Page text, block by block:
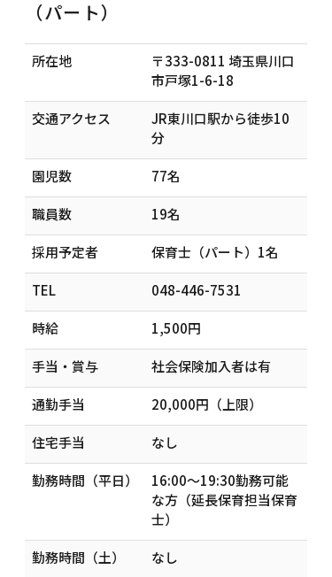
（パート）
所在地
〒333-0811 埼玉県川口
市戸塚1-6-18
交通アクセス
JR東川口駅から徒歩10
分
園児数 77名
職員数 19名
採用予定者 保育士（パート）1名
TEL 048-446-7531
時給 1,500円
手当・賞与 社会保険加入者は有
通勤手当 20,000円（上限）
住宅手当 なし
勤務時間（平日）
16:00〜19:30勤務可能
な方（延長保育担当保育
士）
勤務時間（土） なし